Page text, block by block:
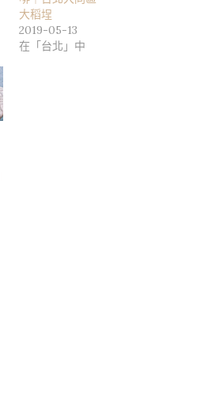
大稻埕
2019-05-13
在「台北」中